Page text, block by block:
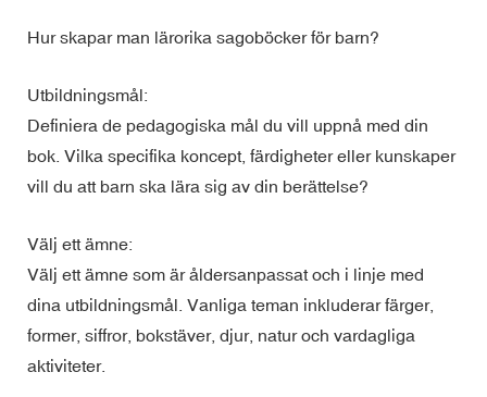
Hur skapar man lärorika sagoböcker för barn?
Utbildningsmål:
Definiera de pedagogiska mål du vill uppnå med din
bok. Vilka specifika koncept, färdigheter eller kunskaper
vill du att barn ska lära sig av din berättelse?
Välj ett ämne:
Välj ett ämne som är åldersanpassat och i linje med
dina utbildningsmål. Vanliga teman inkluderar färger,
former, siffror, bokstäver, djur, natur och vardagliga
aktiviteter.